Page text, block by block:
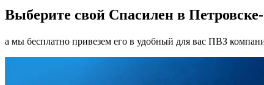
Выберите свой Спасилен в
а мы бесплатно привезем его в удобный для вас ПВЗ